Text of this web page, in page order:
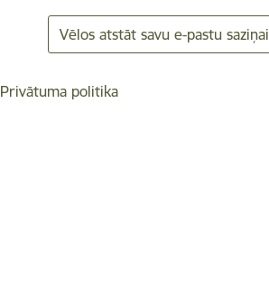
Vēlos atstāt savu e-pastu saziņai
Privātuma politika